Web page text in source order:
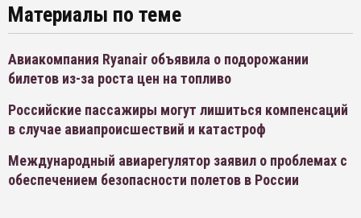
Материалы по теме
Авиакомпания Ryanair объявила о подорожании
билетов из-за роста цен на топливо
Российские пассажиры могут лишиться компенсаций
в случае авиапроисшествий и катастроф
Международный авиарегулятор заявил о проблемах с
обеспечением безопасности полетов в России